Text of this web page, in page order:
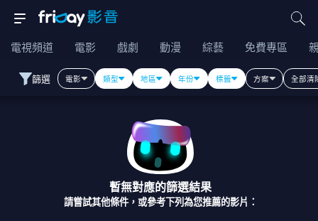
電視頻道 電影 戲劇 動漫 綜藝 免費專區
篩選 電影 類型 地區 年份 標籤 方案 全部清
暫無對應的篩選結果
請嘗試其他條件，或參考下列為您推薦的影片：